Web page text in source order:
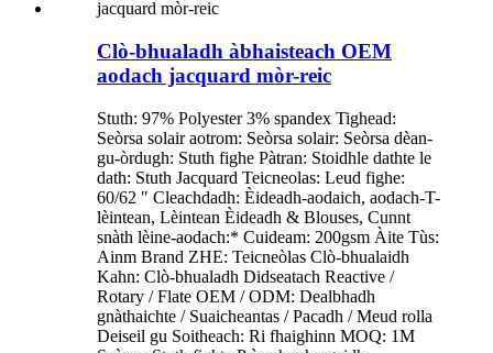
Clò-bhualadh àbhaisteach OEM
aodach jacquard mòr-reic
Stuth: 97% Polyester 3% spandex Tighead:
Seòrsa solair aotrom: Seòrsa solair: Seòrsa dèan-
gu-òrdugh: Stuth fighe Pàtran: Stoidhle dathte le
dath: Stuth Jacquard Teicneolas: Leud fighe:
60/62 ″ Cleachdadh: Èideadh-aodaich, aodach-T-
lèintean, Lèintean Èideadh & Blouses, Cunnt
snàth lèine-aodach:* Cuideam: 200gsm Àite Tùs:
Ainm Brand ZHE: Teicneòlas Clò-bhualaidh
Kahn: Clò-bhualadh Didseatach Reactive /
Rotary / Flate OEM / ODM: Dealbhadh
gnàthaichte / Suaicheantas / Pacadh / Meud rolla
Deiseil gu Soitheach: Ri fhaighinn MOQ: 1M